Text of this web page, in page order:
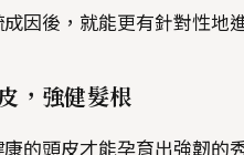
因後，就能更有針對性地
，強健髮根
的頭皮才能孕育出強韌的